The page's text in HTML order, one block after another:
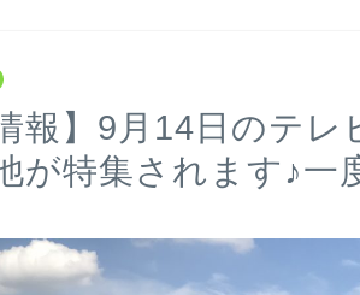
情報】9月14日のテ
が特集されます♪一